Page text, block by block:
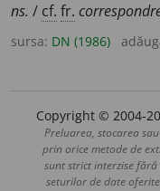
ns. / cf. fr.
sursa: DN (1986)
Copyright © 2004-
Preluarea, stocarea
prin orice metode de
sunt strict interzise
seturilor de date